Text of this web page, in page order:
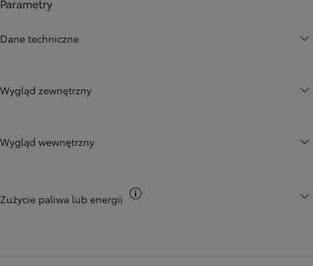
Dane techniczne
Wygląd zewnętrzny
Wygląd wewnętrzny
Zużycie paliwa lub energii